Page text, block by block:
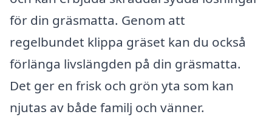
för din gräsmatta. Genom att
regelbundet klippa gräset kan du också
förlänga livslängden på din gräsmatta.
Det ger en frisk och grön yta som kan
njutas av både familj och vänner.